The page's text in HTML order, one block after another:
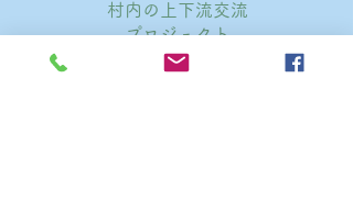
村内の上下流交流
プロジェクト